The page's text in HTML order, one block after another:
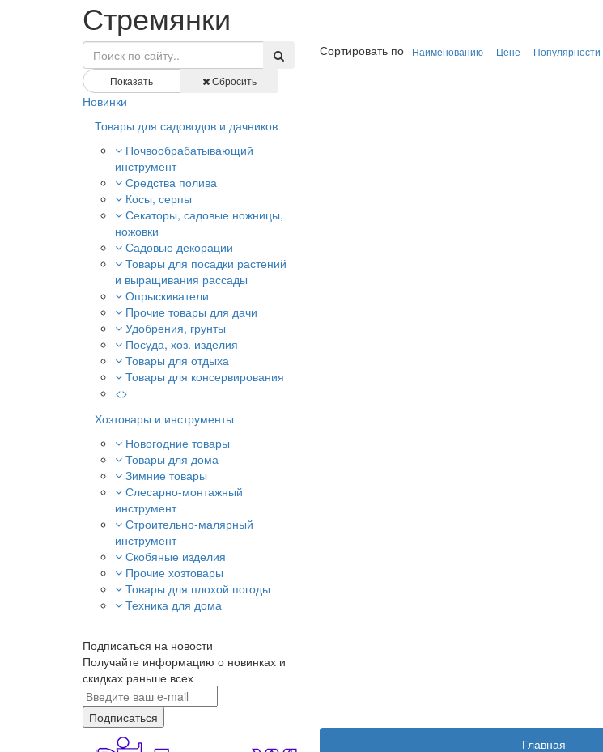
Стремянки
Показать Сбросить
Новинки
Товары для садоводов и дачников
Почвообрабатывающий
инструмент
Средства полива
Косы, серпы
Секаторы, садовые ножницы,
ножовки
Садовые декорации
Товары для посадки растений
и выращивания рассады
Опрыскиватели
Прочие товары для дачи
Удобрения, грунты
Посуда, хоз. изделия
Товары для отдыха
Товары для консервирования
<>
Хозтовары и инструменты
Новогодние товары
Товары для дома
Зимние товары
Слесарно-монтажный
инструмент
Строительно-малярный
инструмент
Скобяные изделия
Прочие хозтовары
Товары для плохой погоды
Техника для дома
Подписаться на новости
Получайте информацию о новинках и
скидках раньше всех
Подписаться
Сортировать по Наименованию Цене Популярности
Главная